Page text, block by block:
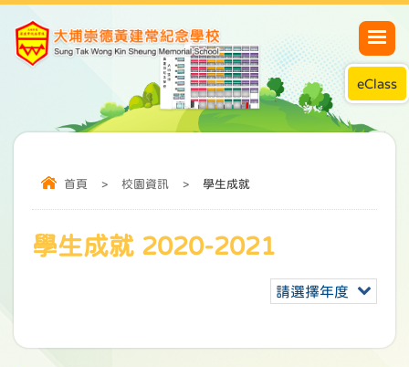
eClass
首頁 > 校園資訊 > 學生成就
學生成就 2020-2021
請選擇年度